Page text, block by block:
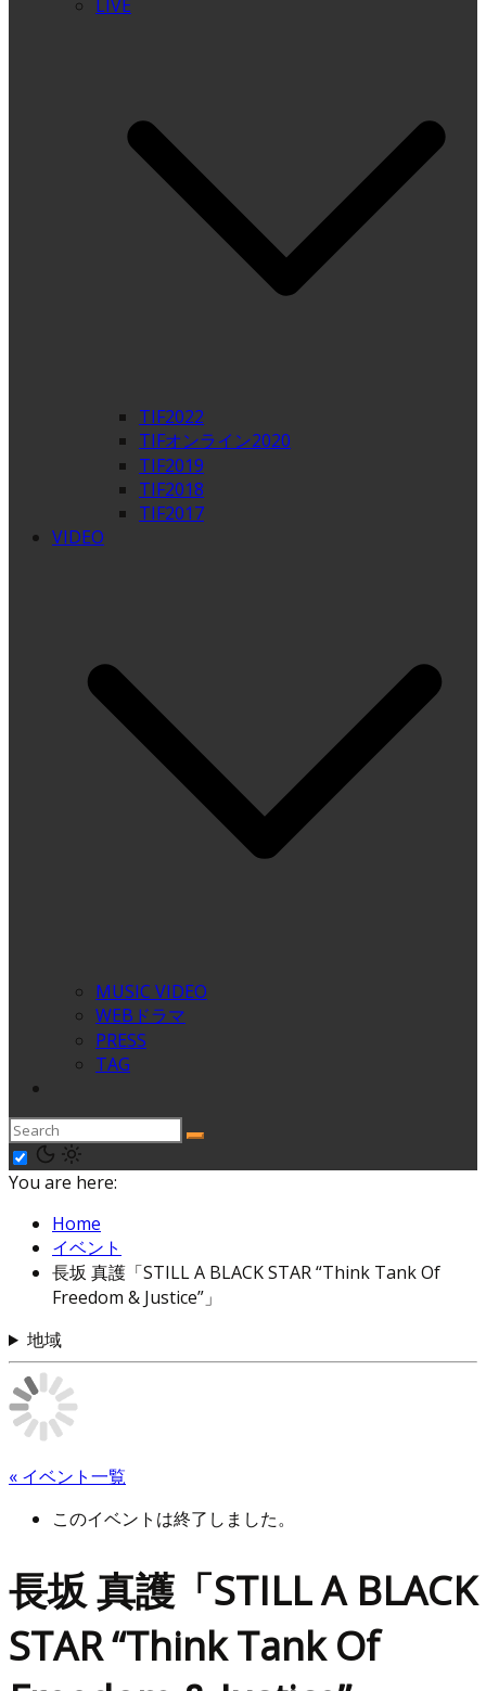
LIVE
TIF2022
TIFオンライン2020
TIF2019
TIF2018
TIF2017
VIDEO
MUSIC VIDEO
WEBドラマ
PRESS
TAG
You are here:
Home
イベント
長坂 真護「STILL A BLACK STAR “Think Tank Of
Freedom & Justice”」
地域
« イベント一覧
このイベントは終了しました。
長坂 真護「STILL A BLACK
STAR “Think Tank Of